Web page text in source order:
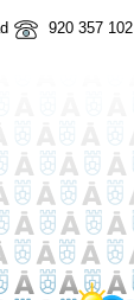
920 357 102